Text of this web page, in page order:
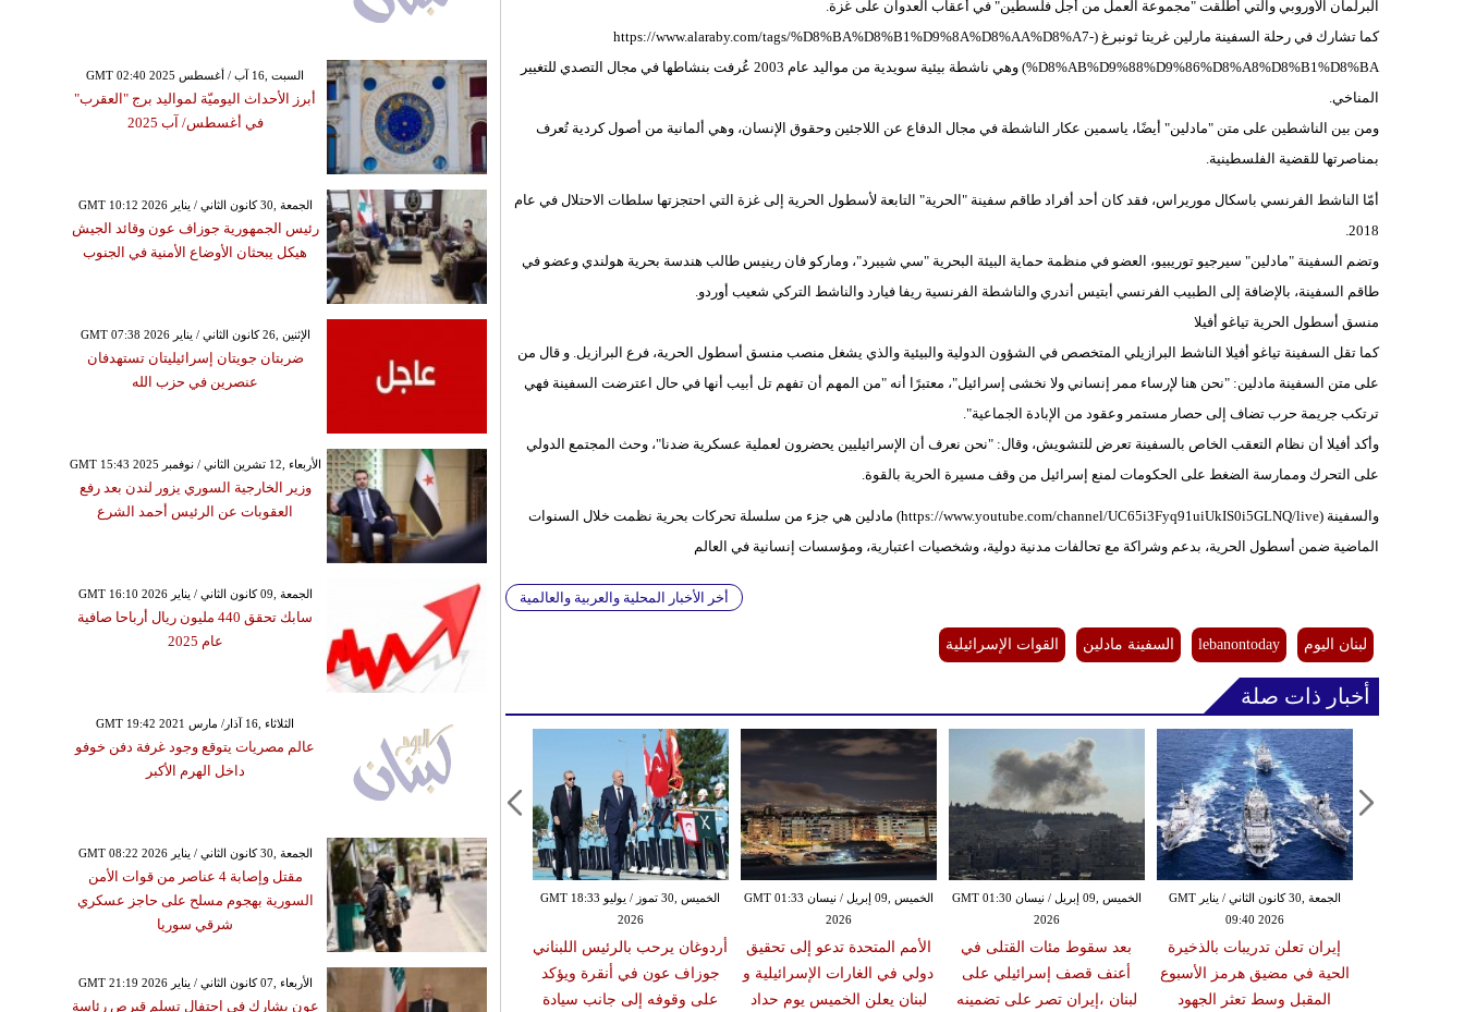
البرلمان الأوروبي والتي أطلقت "مجموعة العمل من أجل فلسطين" في أعقاب العدوان على غزة.
كما تشارك في رحلة السفينة مارلين غريتا ثونبرغ (https://www.alaraby.com/tags/%D8%BA%D8%B1%D9%8A%D8%AA%D8%A7-
%D8%AB%D9%88%D9%86%D8%A8%D8%B1%D8%BA) وهي ناشطة بيئية سويدية من مواليد عام 2003 عُرفت بنشاطها في مجال التصدي للتغيير
المناخي.
ومن بين الناشطين على متن "مادلين" أيضًا، ياسمين عكار الناشطة في مجال الدفاع عن اللاجئين وحقوق الإنسان، وهي ألمانية من أصول كردية تُعرف
بمناصرتها للقضية الفلسطينية.
أمّا الناشط الفرنسي باسكال موريراس، فقد كان أحد أفراد طاقم سفينة "الحرية" التابعة لأسطول الحرية إلى غزة التي احتجزتها سلطات الاحتلال في عام
2018.
وتضم السفينة "مادلين" سيرجيو توريبيو، العضو في منظمة حماية البيئة البحرية "سي شيبرد"، وماركو فان رينيس طالب هندسة بحرية هولندي وعضو في
طاقم السفينة، بالإضافة إلى الطبيب الفرنسي أبتيس أندري والناشطة الفرنسية ريفا فيارد والناشط التركي شعيب أوردو.
منسق أسطول الحرية تياغو أفيلا
كما تقل السفينة تياغو أفيلا الناشط البرازيلي المتخصص في الشؤون الدولية والبيئية والذي يشغل منصب منسق أسطول الحرية، فرع البرازيل. و قال من
على متن السفينة مادلين: "نحن هنا لإرساء ممر إنساني ولا نخشى إسرائيل"، معتبرًا أنه "من المهم أن تفهم تل أبيب أنها في حال اعترضت السفينة فهي
ترتكب جريمة حرب تضاف إلى حصار مستمر وعقود من الإبادة الجماعية".
وأكد أفيلا أن نظام التعقب الخاص بالسفينة تعرض للتشويش، وقال: "نحن نعرف أن الإسرائيليين يحضرون لعملية عسكرية ضدنا"، وحث المجتمع الدولي
على التحرك وممارسة الضغط على الحكومات لمنع إسرائيل من وقف مسيرة الحرية بالقوة.
والسفينة (https://www.youtube.com/channel/UC65i3Fyq91uiUkIS0i5GLNQ/live) مادلين هي جزء من سلسلة تحركات بحرية نظمت خلال السنوات
الماضية ضمن أسطول الحرية، بدعم وشراكة مع تحالفات مدنية دولية، وشخصيات اعتبارية، ومؤسسات إنسانية في العالم
أخر الأخبار المحلية والعربية والعالمية
لبنان اليوم lebanontoday السفينة مادلين القوات الإسرائيلية
أخبار ذات صلة
الخميس ,30 تموز / يوليو GMT 18:33
2026
أردوغان يرحب بالرئيس اللبناني
جوزاف عون في أنقرة ويؤكد
على وقوفه إلى جانب سيادة
الخميس ,09 إبريل / نيسان GMT 01:33
2026
الأمم المتحدة تدعو إلى تحقيق
دولي في الغارات الإسرائيلية و
لبنان يعلن الخميس يوم حداد
الخميس ,09 إبريل / نيسان GMT 01:30
2026
بعد سقوط مئات القتلى في
أعنف قصف إسرائيلي على
لبنان ،إيران تصر على تضمينه
الجمعة ,30 كانون الثاني / يناير GMT
09:40 2026
إيران تعلن تدريبات بالذخيرة
الحية في مضيق هرمز الأسبوع
المقبل وسط تعثر الجهود
GMT 02:40 2025 السبت ,16 آب / أغسطس
أبرز الأحداث اليوميّة لمواليد برج "العقرب"
في أغسطس/ آب 2025
GMT 10:12 2026 الجمعة ,30 كانون الثاني / يناير
رئيس الجمهورية جوزاف عون وقائد الجيش
هيكل يبحثان الأوضاع الأمنية في الجنوب
GMT 07:38 2026 الإثنين ,26 كانون الثاني / يناير
ضربتان جويتان إسرائيليتان تستهدفان
عنصرين في حزب الله
GMT 15:43 2025 الأربعاء ,12 تشرين الثاني / نوفمبر
وزير الخارجية السوري يزور لندن بعد رفع
العقوبات عن الرئيس أحمد الشرع
GMT 16:10 2026 الجمعة ,09 كانون الثاني / يناير
سابك تحقق 440 مليون ريال أرباحا صافية
عام 2025
GMT 19:42 2021 الثلاثاء ,16 آذار/ مارس
عالم مصريات يتوقع وجود غرفة دفن خوفو
داخل الهرم الأكبر
GMT 08:22 2026 الجمعة ,30 كانون الثاني / يناير
مقتل وإصابة 4 عناصر من قوات الأمن
السورية بهجوم مسلح على حاجز عسكري
شرقي سوريا
GMT 21:19 2026 الأربعاء ,07 كانون الثاني / يناير
عون يشارك في احتفال تسلم قبرص رئاسة